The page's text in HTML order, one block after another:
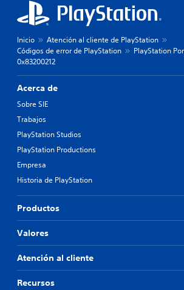
Inicio
Atención al cliente de PlayStation
Códigos de error de PlayStation
PlayStation
0x83200212
Acerca de
Sobre SIE
Trabajos
PlayStation Studios
PlayStation Productions
Empresa
Historia de PlayStation
Productos
Valores
Atención al cliente
Recursos